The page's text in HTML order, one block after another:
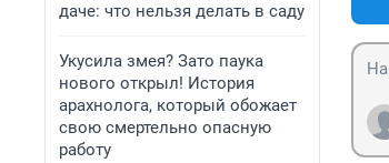
даче: что нельзя делать в саду
Укусила змея? Зато паука
нового открыл! История
арахнолога, который обожает
свою смертельно опасную
работу